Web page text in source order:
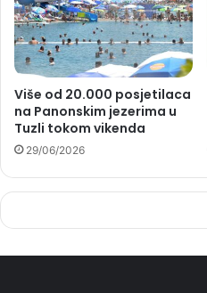
Više od 20.000 posjetilaca
na Panonskim jezerima u
Tuzli tokom vikenda
29/06/2026